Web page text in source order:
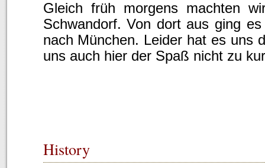
Gleich früh morgens machten
Schwandorf. Von dort aus ging
nach München. Leider hat es uns
uns auch hier der Spaß nicht zu
History